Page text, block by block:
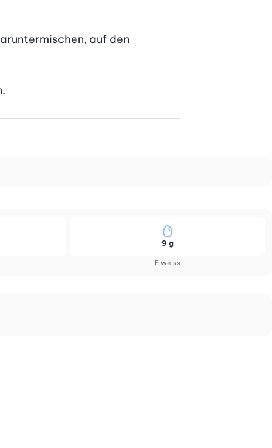
auf den
Eiweiss
9 g